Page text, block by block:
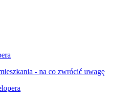
- na co zwrócić uwagę